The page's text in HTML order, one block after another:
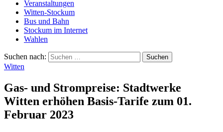
Veranstaltungen
Witten-Stockum
Bus und Bahn
Stockum im Internet
Wahlen
Suchen nach:
Witten
Gas- und Strompreise: Stadtwerke
Witten erhöhen Basis-Tarife zum 01.
Februar 2023